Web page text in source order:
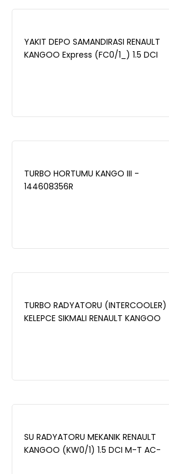
YAKIT DEPO SAMANDIRASI RENAULT
KANGOO Express (FC0/1_) 1.5 DCI
TURBO HORTUMU KANGO III -
144608356R
TURBO RADYATORU (INTERCOOLER)
KELEPCE SIKMALI RENAULT KANGOO
SU RADYATORU MEKANIK RENAULT
KANGOO (KW0/1) 1.5 DCI M-T AC-